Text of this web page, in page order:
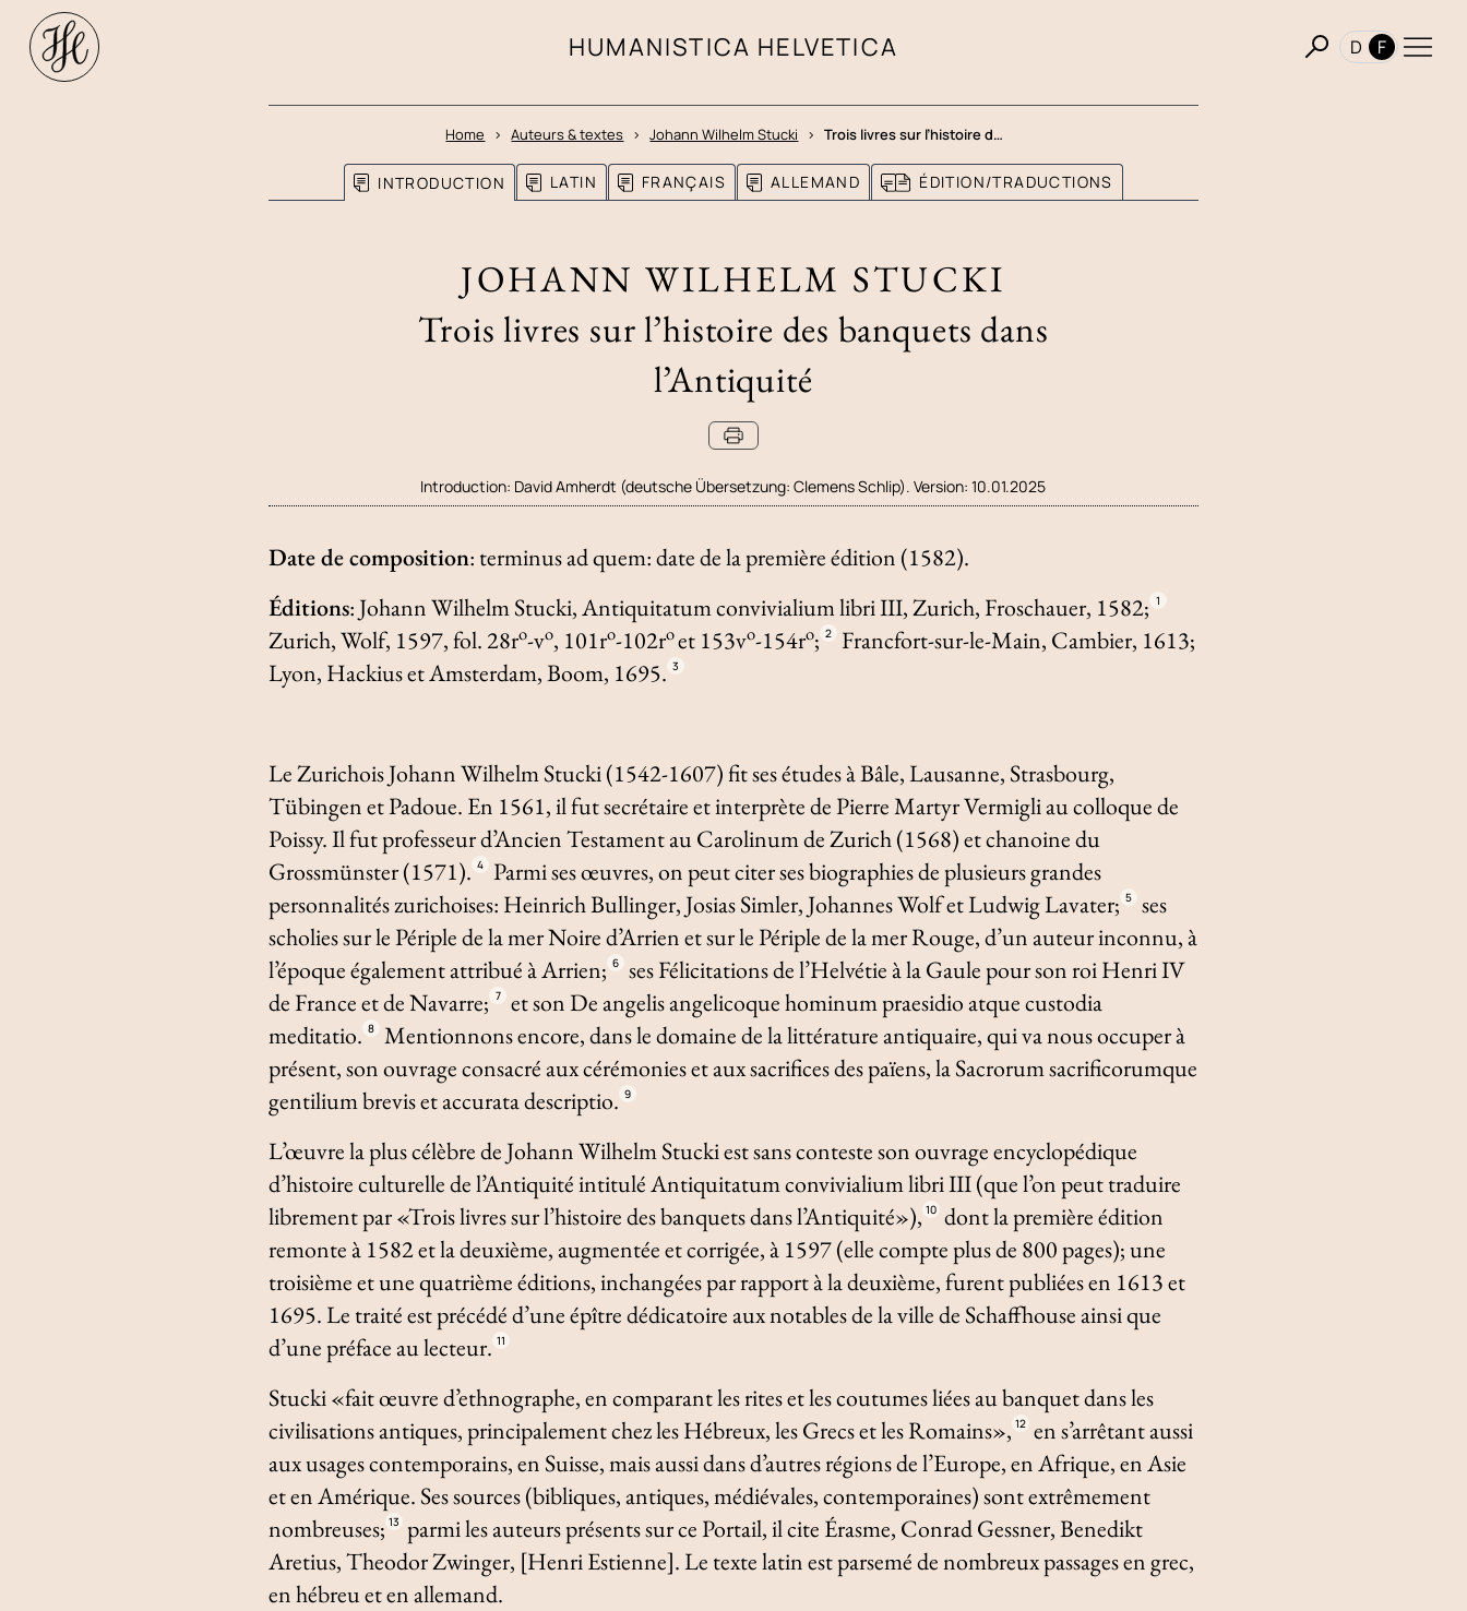
HUMANISTICA HELVETICA D F
Home Auteurs & textes Johann Wilhelm Stucki Trois livres sur l’histoire d…
INTRODUCTION LATIN FRANÇAIS ALLEMAND ÉDITION/TRADUCTIONS
JOHANN WILHELM STUCKI
Trois livres sur l’histoire des banquets dans
l’Antiquité
Introduction: David Amherdt (deutsche Übersetzung: Clemens Schlip). Version: 10.01.2025
Date de composition: terminus ad quem: date de la première édition (1582).
Éditions: Johann Wilhelm Stucki,Antiquitatum convivialium libri III, Zurich, Froschauer, 1582; 1
Zurich, Wolf, 1597, fol. 28ro-vo, 101ro-102roet 153vo-154ro; 2
Francfort-sur-le-Main, Cambier, 1613;
Lyon, Hackius et Amsterdam, Boom, 1695. 3
Le Zurichois Johann Wilhelm Stucki (1542-1607) fit ses études à Bâle, Lausanne, Strasbourg,
Tübingen et Padoue. En 1561, il fut secrétaire et interprète de Pierre Martyr Vermigli au colloque de
Poissy. Il fut professeur d’Ancien Testament au Carolinum de Zurich (1568) et chanoine du
Grossmünster (1571). 4
Parmi ses œuvres, on peut citer ses biographies de plusieurs grandes
personnalités zurichoises: Heinrich Bullinger, Josias Simler, Johannes Wolf et Ludwig Lavater; 5
ses
scholies sur lePériple de la mer Noired’Arrien et sur lePériple de la mer Rouge, d’un auteur inconnu, à
l’époque également attribué à Arrien; 6 sesFélicitations de l’Helvétie à la Gaule pour son roi Henri IV
de France et de Navarre; 7 et sonDe angelis angelicoque hominum praesidio atque custodia
meditatio. 8
Mentionnons encore, dans le domaine de la littérature antiquaire, qui va nous occuper à
présent, son ouvrage consacré aux cérémonies et aux sacrifices des païens, laSacrorum sacrificorumque
gentilium brevis et accurata descriptio. 9
L’œuvre la plus célèbre de Johann Wilhelm Stucki est sans conteste son ouvrage encyclopédique
d’histoire culturelle de l’Antiquité intituléAntiquitatum convivialium libri III(que l’on peut traduire
librement par «Trois livres sur l’histoire des banquets dans l’Antiquité»), 10 dont la première édition
remonte à 1582 et la deuxième, augmentée et corrigée, à 1597 (elle compte plus de 800 pages); une
troisième et une quatrième éditions, inchangées par rapport à la deuxième, furent publiées en 1613 et
1695. Le traité est précédé d’une épître dédicatoire aux notables de la ville de Schaffhouse ainsi que
d’une préface au lecteur. 11
Stucki «fait œuvre d’ethnographe, en comparant les rites et les coutumes liées au banquet dans les
civilisations antiques, principalement chez les Hébreux, les Grecs et les Romains», 12 en s’arrêtant aussi
aux usages contemporains, en Suisse, mais aussi dans d’autres régions de l’Europe, en Afrique, en Asie
et en Amérique. Ses sources (bibliques, antiques, médiévales, contemporaines) sont extrêmement
nombreuses; 13 parmi les auteurs présents sur ce Portail, il cite Érasme, Conrad Gessner, Benedikt
Aretius, Theodor Zwinger, [Henri Estienne]. Le texte latin est parsemé de nombreux passages en grec,
en hébreu et en allemand.